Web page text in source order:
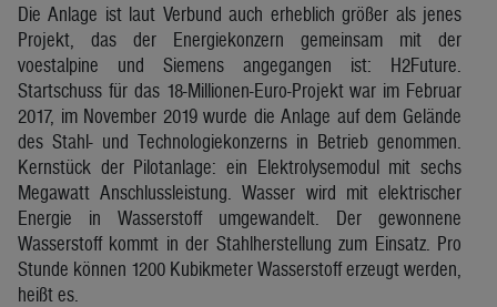
Die Anlage ist laut Verbund auch erheblich größer als jenes
Projekt, das der Energiekonzern gemeinsam mit der
voestalpine und Siemens angegangen ist: H2Future.
Startschuss für das 18-Millionen-Euro-Projekt war im Februar
2017, im November 2019 wurde die Anlage auf dem Gelände
des Stahl- und Technologiekonzerns in Betrieb genommen.
Kernstück der Pilotanlage: ein Elektrolysemodul mit sechs
Megawatt Anschlussleistung. Wasser wird mit elektrischer
Energie in Wasserstoff umgewandelt. Der gewonnene
Wasserstoff kommt in der Stahlherstellung zum Einsatz. Pro
Stunde können 1200 Kubikmeter Wasserstoff erzeugt werden,
heißt es.